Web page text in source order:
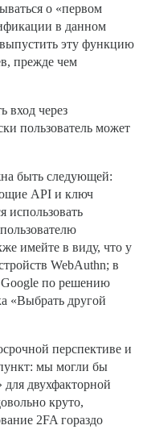
о «первом
в данном
эту функцию
прежде чем
вход через
пользователь может
быть следующей:
API и ключ
использовать
имейте в виду, что у
WebAuthn; в
Google по решению
«Выбрать другой
перспективе и
мы могли бы
для двухфакторной
круто,
2FA гораздо